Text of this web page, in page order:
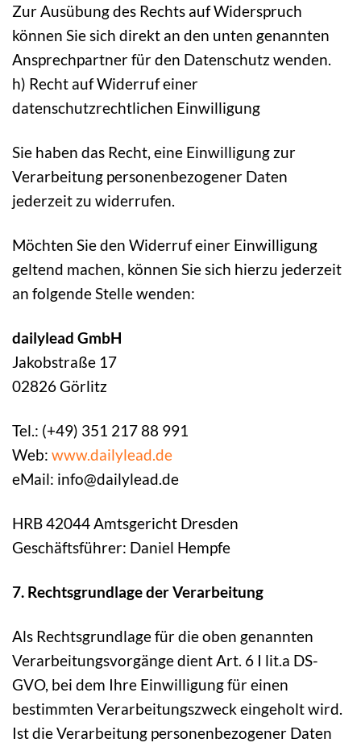
Zur Ausübung des Rechts auf Widerspruch
können Sie sich direkt an den unten genannten
Ansprechpartner für den Datenschutz wenden.
h) Recht auf Widerruf einer
datenschutzrechtlichen Einwilligung
Sie haben das Recht, eine Einwilligung zur
Verarbeitung personenbezogener Daten
jederzeit zu widerrufen.
Möchten Sie den Widerruf einer Einwilligung
geltend machen, können Sie sich hierzu jederzeit
an folgende Stelle wenden:
dailylead GmbH
Jakobstraße 17
02826 Görlitz
Tel.: (+49) 351 217 88 991
Web: www.dailylead.de
eMail: info@dailylead.de
HRB 42044 Amtsgericht Dresden
Geschäftsführer: Daniel Hempfe
7. Rechtsgrundlage der Verarbeitung
Als Rechtsgrundlage für die oben genannten
Verarbeitungsvorgänge dient Art. 6 I lit.a DS-
GVO, bei dem Ihre Einwilligung für einen
bestimmten Verarbeitungszweck eingeholt wird.
Ist die Verarbeitung personenbezogener Daten